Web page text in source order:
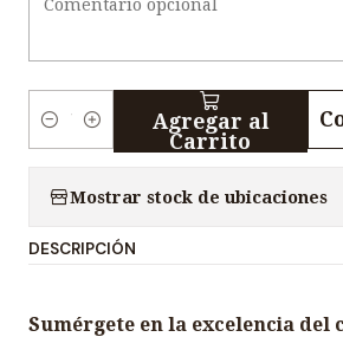
i
a
Agregar al
Carrito
Mostrar stock de ubicaciones
DESCRIPCIÓN
Sumérgete en la excelencia del